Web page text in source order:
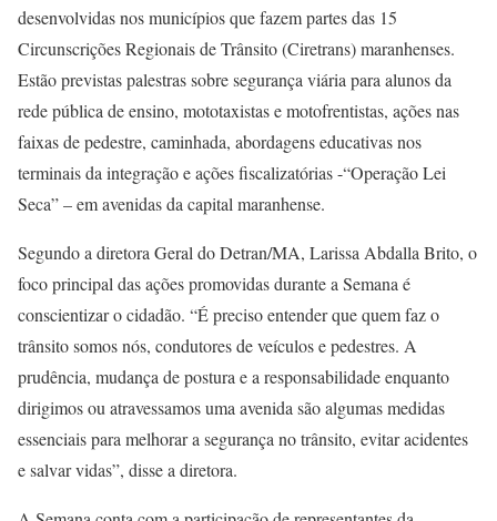
desenvolvidas nos municípios que fazem partes das 15
Circunscrições Regionais de Trânsito (Ciretrans) maranhenses.
Estão previstas palestras sobre segurança viária para alunos da
rede pública de ensino, mototaxistas e motofrentistas, ações nas
faixas de pedestre, caminhada, abordagens educativas nos
terminais da integração e ações fiscalizatórias -“Operação Lei
Seca” – em avenidas da capital maranhense.
Segundo a diretora Geral do Detran/MA, Larissa Abdalla Brito, o
foco principal das ações promovidas durante a Semana é
conscientizar o cidadão. “É preciso entender que quem faz o
trânsito somos nós, condutores de veículos e pedestres. A
prudência, mudança de postura e a responsabilidade enquanto
dirigimos ou atravessamos uma avenida são algumas medidas
essenciais para melhorar a segurança no trânsito, evitar acidentes
e salvar vidas”, disse a diretora.